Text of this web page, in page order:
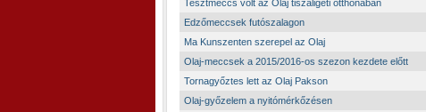
Tesztmeccs volt az Olaj tiszaligeti otthonában
Edzőmeccsek futószalagon
Ma Kunszenten szerepel az Olaj
Olaj-meccsek a 2015/2016-os szezon kezdete előtt
Tornagyőztes lett az Olaj Pakson
Olaj-győzelem a nyitómérkőzésen